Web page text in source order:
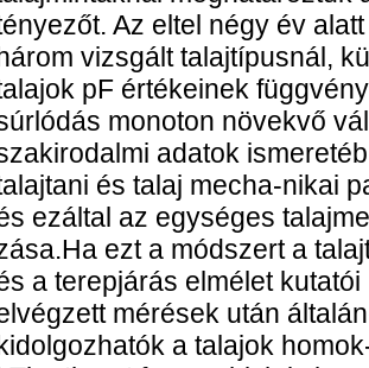
Az eltel négy év
vizsgált talajtípusnál,
pF értékeinek
monoton növekvő
adatok
és talaj mecha-nikai
ezáltal az egységes
ezt a módszert a
a terepjárás elmélet
mérések után
a talajok